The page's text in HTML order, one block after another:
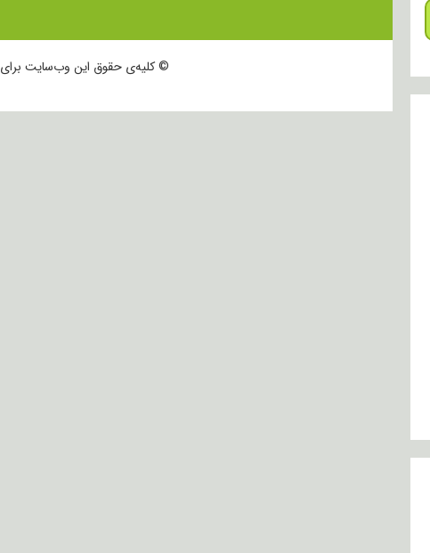
© کلیه‌ی حقوق این وب‌سایت برای LabTests.ir محفوظ است.